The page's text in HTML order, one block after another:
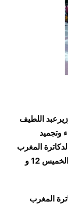
اللطيف
وتجميد
لدكاترة المغرب
إلىالإعلان عن إضراب وطني يومي الأربعاء و الخميس 12 و
المغرب